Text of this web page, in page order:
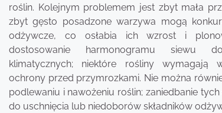
roślin. Kolejnym problemem jest zbyt mała
zbyt gęsto posadzone warzywa mogą
odżywcze, co osłabia ich wzrost i
dostosowanie harmonogramu siewu
klimatycznych; niektóre rośliny wymagają
ochrony przed przymrozkami. Nie można
podlewaniu i nawożeniu roślin; zaniedbanie
do uschnięcia lub niedoborów składników